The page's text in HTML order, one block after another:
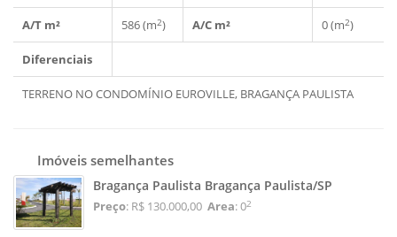
A/T m² 586 (m2) A/C m² 0 (m2)
Diferenciais
TERRENO NO CONDOMÍNIO EUROVILLE, BRAGANÇA PAULISTA
Imóveis semelhantes
Bragança Paulista Bragança Paulista/SP
Preço: R$ 130.000,00 Area: 02